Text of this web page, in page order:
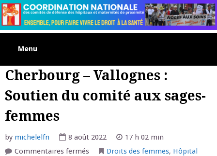
Skip
to
content
Menu
Cherbourg – Vallognes :
Soutien du comité aux sages-
femmes
by michelelfn 8 août 2022
17 h 02 min
Commentaires ferméssur Droits des femmes, Hôpital